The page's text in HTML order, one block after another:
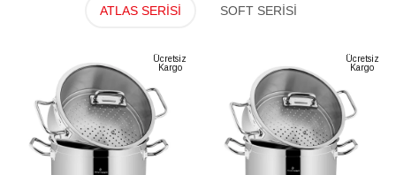
ATLAS SERİSİ SOFT SERİSİ
Ücretsiz
Kargo
Ücretsiz
Kargo